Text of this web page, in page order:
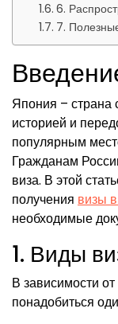
6.
7.
Япония – страна
историей и
популярным
Гражданам
виза. В этой
получения визы
необходимые
1. Виды
В зависимости
понадобиться